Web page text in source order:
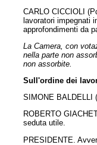
CARLO CICCIOLI
lavoratori impegnati
approfondimenti da
La Camera, con
nella parte non
non assorbite.
Sull'ordine dei
SIMONE BALDELLI
ROBERTO
seduta utile.
PRESIDENTE.